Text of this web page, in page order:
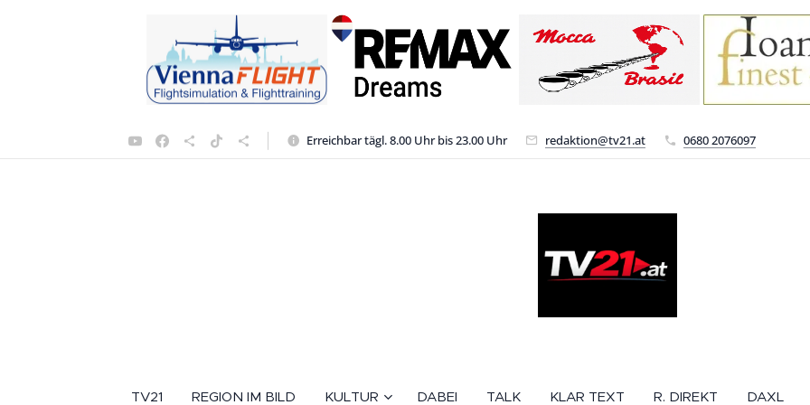
Erreichbar tägl. 8.00 Uhr bis 23.00 Uhr redaktion@tv21.at 0680 2076097
TV21 REGION IM BILD KULTUR DABEI TALK KLAR TEXT R. DIREKT DAXL